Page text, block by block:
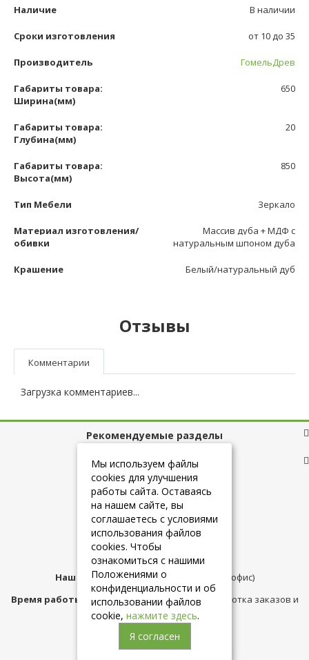
Наличие В наличии
Сроки изготовления от 10 до 35
Производитель ГомельДрев
Габариты товара:
Ширина(мм)
650
Габариты товара:
Глубина(мм)
20
Габариты товара:
Высота(мм)
850
Тип Мебели Зеркало
Материал изготовления/
обивки
Массив дуба + МДФ с
натуральным шпоном дуба
Крашение Белый/натуральный дуб
Отзывы
Комментарии
Загрузка комментариев...
Рекомендуемые разделы
Полезные ссылки
+7 (925) 084-10-60
Наш адрес:Москва,ул.Плещеева д.12 (офис)
Время работы магазина:с 10:00 до 21:00 (обработка заказов и
консультация)
Мы используем файлы
cookies для улучшения
работы сайта. Оставаясь
на нашем сайте, вы
соглашаетесь с условиями
использования файлов
cookies. Чтобы
ознакомиться с нашими
Положениями о
конфиденциальности и об
использовании файлов
cookie, нажмите здесь.
Я согласен